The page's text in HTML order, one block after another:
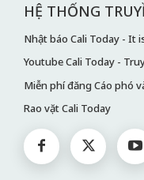
HỆ THỐNG
Nhật báo Cali Today - It
Youtube Cali Today -
Miễn phí đăng Cáo phó
Rao vặt Cali Today